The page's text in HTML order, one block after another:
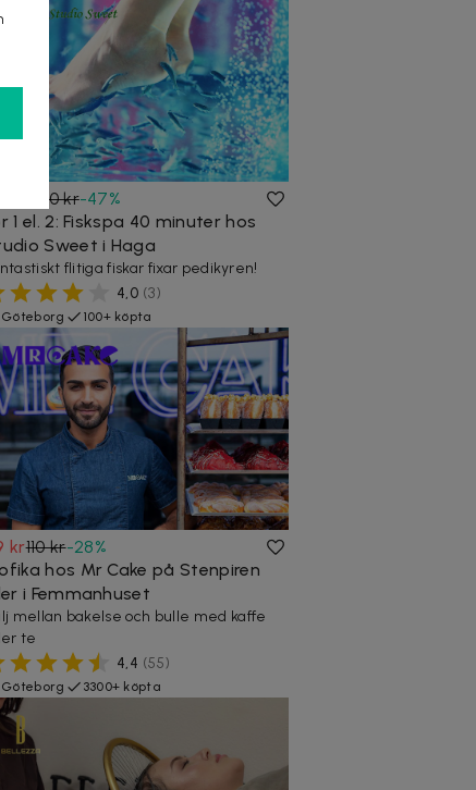
300 kr-47%
1 el. 2: Fiskspa 40 minuter hos
Sweet i Haga
flitiga fiskar fixar pedikyren!
4,0 (3)
Göteborg 100+ köpta
kr110 kr-28%
hos Mr Cake på Stenpiren
i Femmanhuset
mellan bakelse och bulle med kaffe
te
4,4 (55)
Göteborg 3300+ köpta